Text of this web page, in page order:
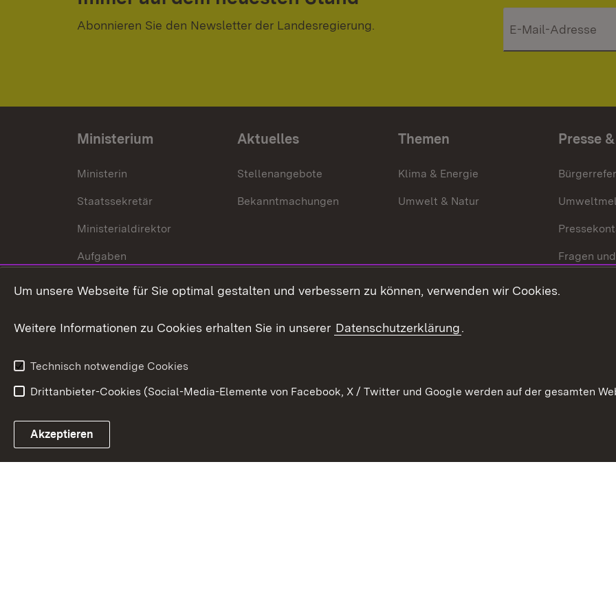
Abonnieren Sie den Newsletter der Landesregierung.
Ministerium
Ministerin
Staatssekretär
Ministerialdirektor
Aufgaben
Internationale
Aktuelles
Stellenangebote
Bekanntmachungen
Themen
Klima & Energie
Umwelt & Natur
Presse
Fragen
Link zum Landesportal
Um unsere Webseite für Sie optimal gestalten und verbessern zu können, verwenden wir Cookies.
Weitere Informationen zu Cookies erhalten Sie in unserer Datenschutzerklärung.
Technisch notwendige Cookies
Drittanbieter-Cookies (Social-Media-Elemente von Facebook, X / Twitter und Google werden auf der gesamten
Akzeptieren